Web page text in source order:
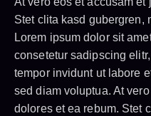
Stet clita kasd gubergren,
Lorem ipsum dolor sit
consetetur sadipscing
tempor invidunt ut labore
sed diam voluptua. At
dolores et ea rebum. Stet